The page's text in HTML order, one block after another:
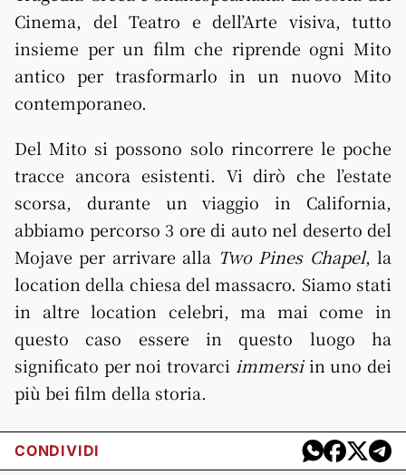
Cinema, del Teatro e dell’Arte visiva, tutto
insieme per un film che riprende ogni Mito
antico per trasformarlo in un nuovo Mito
contemporaneo.
Del Mito si possono solo rincorrere le poche
tracce ancora esistenti. Vi dirò che l’estate
scorsa, durante un viaggio in California,
abbiamo percorso 3 ore di auto nel deserto del
Mojave per arrivare alla Two Pines Chapel, la
location della chiesa del massacro. Siamo stati
in altre location celebri, ma mai come in
questo caso essere in questo luogo ha
significato per noi trovarci immersiin uno dei
più bei film della storia.
CONDIVIDI